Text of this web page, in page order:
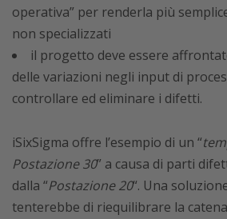
operativa” per renderla più
non specializzati
il progetto deve essere
delle variazioni negli input di
controllare ed eliminare i difetti.
iSixSigma offre l’esempio di un “
Postazione 30” a causa di parti
dalla “Postazione 20“. Una
tenterebbe di riequilibrare la